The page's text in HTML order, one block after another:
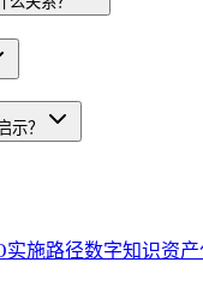
示？
实施路径数字知识资产